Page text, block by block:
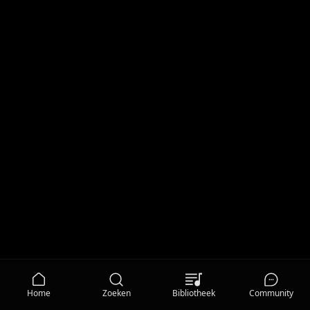
Home Zoeken Bibliotheek Community